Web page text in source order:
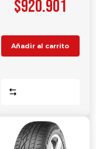
$920.901
Añadir al carrito